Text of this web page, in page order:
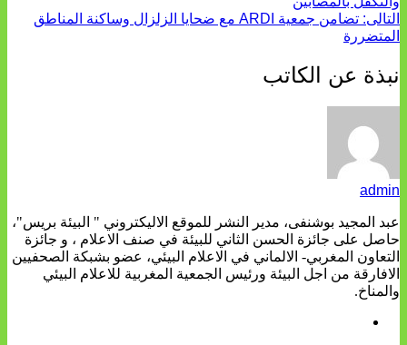
التالى:
تضامن جمعية ARDI مع ضحايا الزلزال وساكنة المناطق
المتضررة
نبذة عن الكاتب
admin
عبد المجيد بوشنفى، مدير النشر للموقع الاليكتروني " البيئة بريس"،
حاصل على جائزة الحسن الثاني للبيئة في صنف الاعلام ، و جائزة
التعاون المغربي- الالماني في الاعلام البيئي، عضو بشبكة الصحفيين
الافارقة من اجل البيئة ورئيس الجمعية المغربية للاعلام البيئي
والمناخ.